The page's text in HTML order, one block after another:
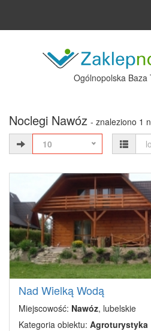
Ogólnopolska Baza
Noclegi Nawóz - znaleziono 1
10
Nad Wielką Wodą
Miejscowość: Nawóz, lubelskie
Kategoria obiektu: Agroturystyka